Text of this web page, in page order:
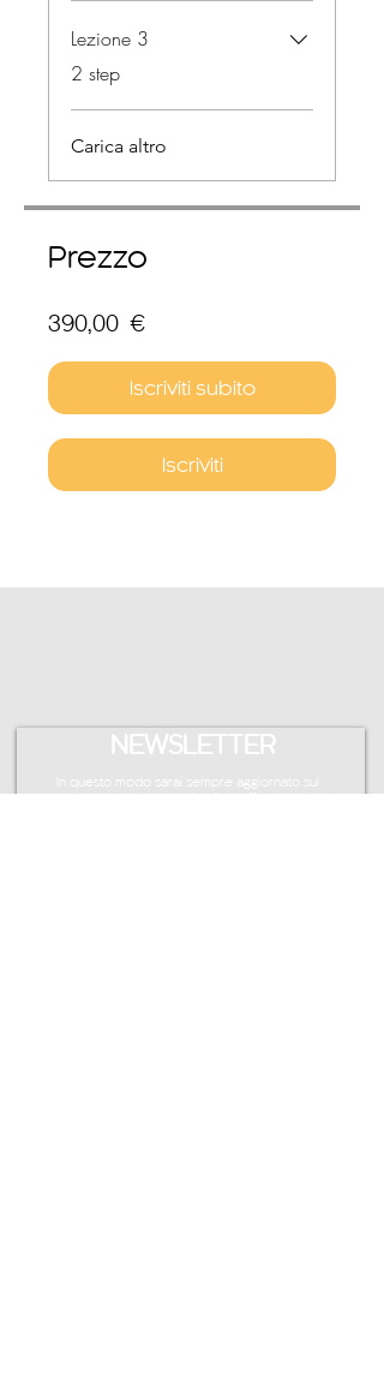
Lezione 3
.2 step
Carica altro
Prezzo
390,00 €
Iscriviti subito
Iscriviti
NEWSLETTER
In questo modo sarai sempre aggiornato sui
prossimi workshop, corsi online, offerte speciali